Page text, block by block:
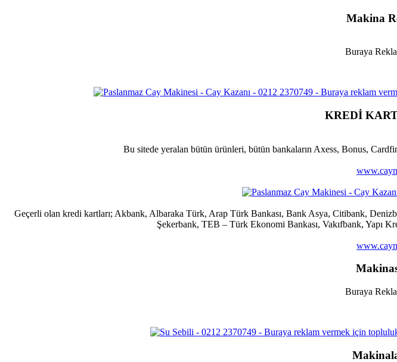
Makina
Buraya
KREDİ
Bu sitede yeralan bütün ürünleri, bütün bankaların Axess, Bonus,
Geçerli olan kredi kartları; Akbank, Albaraka Türk, Arap Türk Bankası, Bank Asya, Citibank,
Şekerbank, TEB – Türk Ekonomi Bankası, Vakıfbank, Yapı
Buraya